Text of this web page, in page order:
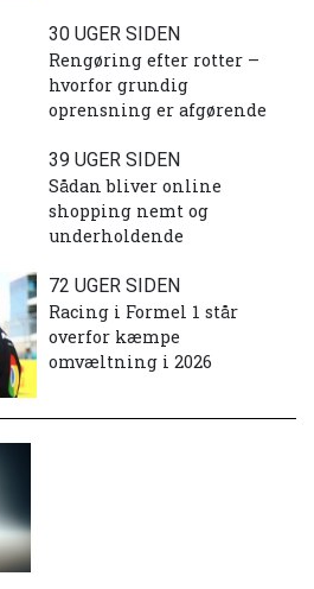
30 UGER SIDEN
Rengøring efter rotter –
hvorfor grundig
oprensning er afgørende
39 UGER SIDEN
Sådan bliver online
shopping nemt og
underholdende
72 UGER SIDEN
Racing i Formel 1 står
overfor kæmpe
omvæltning i 2026